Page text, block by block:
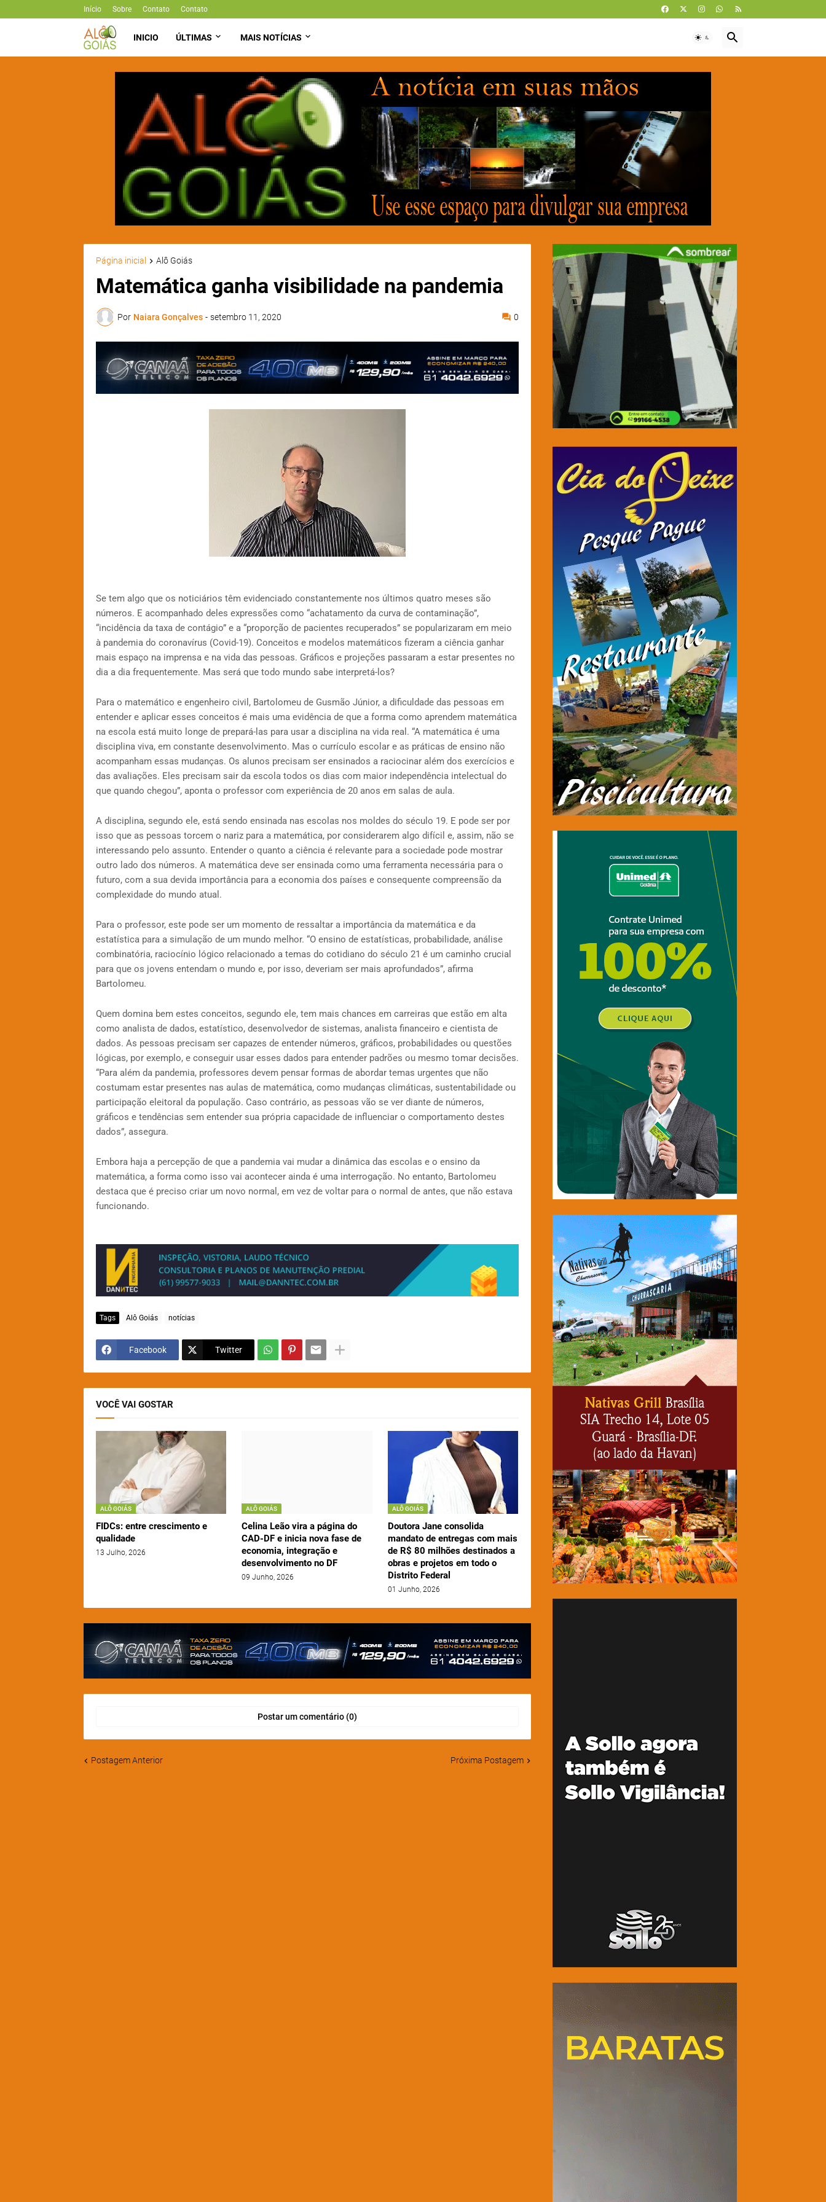
Início Sobre Contato Contato
INICIO ÚLTIMAS MAIS NOTÍCIAS
Página inicial Alô Goiás
Matemática ganha visibilidade na pandemia
Por Naiara Gonçalves - setembro 11, 2020 0
Se tem algo que os noticiários têm evidenciado constantemente nos últimos quatro meses são
números. E acompanhado deles expressões como “achatamento da curva de contaminação”,
“incidência da taxa de contágio” e a “proporção de pacientes recuperados” se popularizaram em meio
à pandemia do coronavírus (Covid-19). Conceitos e modelos matemáticos fizeram a ciência ganhar
mais espaço na imprensa e na vida das pessoas. Gráficos e projeções passaram a estar presentes no
dia a dia frequentemente. Mas será que todo mundo sabe interpretá-los?
Para o matemático e engenheiro civil, Bartolomeu de Gusmão Júnior, a dificuldade das pessoas em
entender e aplicar esses conceitos é mais uma evidência de que a forma como aprendem matemática
na escola está muito longe de prepará-las para usar a disciplina na vida real. “A matemática é uma
disciplina viva, em constante desenvolvimento. Mas o currículo escolar e as práticas de ensino não
acompanham essas mudanças. Os alunos precisam ser ensinados a raciocinar além dos exercícios e
das avaliações. Eles precisam sair da escola todos os dias com maior independência intelectual do
que quando chegou”, aponta o professor com experiência de 20 anos em salas de aula.
A disciplina, segundo ele, está sendo ensinada nas escolas nos moldes do século 19. E pode ser por
isso que as pessoas torcem o nariz para a matemática, por considerarem algo difícil e, assim, não se
interessando pelo assunto. Entender o quanto a ciência é relevante para a sociedade pode mostrar
outro lado dos números. A matemática deve ser ensinada como uma ferramenta necessária para o
futuro, com a sua devida importância para a economia dos países e consequente compreensão da
complexidade do mundo atual.
Para o professor, este pode ser um momento de ressaltar a importância da matemática e da
estatística para a simulação de um mundo melhor. “O ensino de estatísticas, probabilidade, análise
combinatória, raciocínio lógico relacionado a temas do cotidiano do século 21 é um caminho crucial
para que os jovens entendam o mundo e, por isso, deveriam ser mais aprofundados”, afirma
Bartolomeu.
Quem domina bem estes conceitos, segundo ele, tem mais chances em carreiras que estão em alta
como analista de dados, estatístico, desenvolvedor de sistemas, analista financeiro e cientista de
dados. As pessoas precisam ser capazes de entender números, gráficos, probabilidades ou questões
lógicas, por exemplo, e conseguir usar esses dados para entender padrões ou mesmo tomar decisões.
“Para além da pandemia, professores devem pensar formas de abordar temas urgentes que não
costumam estar presentes nas aulas de matemática, como mudanças climáticas, sustentabilidade ou
participação eleitoral da população. Caso contrário, as pessoas vão se ver diante de números,
gráficos e tendências sem entender sua própria capacidade de influenciar o comportamento destes
dados”, assegura.
Embora haja a percepção de que a pandemia vai mudar a dinâmica das escolas e o ensino da
matemática, a forma como isso vai acontecer ainda é uma interrogação. No entanto, Bartolomeu
destaca que é preciso criar um novo normal, em vez de voltar para o normal de antes, que não estava
funcionando.
Tags Alô Goiás notícias
Facebook Twitter
VOCÊ VAI GOSTAR
ALÔ GOIÁS
FIDCs: entre crescimento e
qualidade
13 Julho, 2026
ALÔ GOIÁS
Celina Leão vira a página do
CAD-DF e inicia nova fase de
economia, integração e
desenvolvimento no DF
09 Junho, 2026
ALÔ GOIÁS
Doutora Jane consolida
mandato de entregas com mais
de R$ 80 milhões destinados a
obras e projetos em todo o
Distrito Federal
01 Junho, 2026
Postar um comentário (0)
Postagem Anterior Próxima Postagem